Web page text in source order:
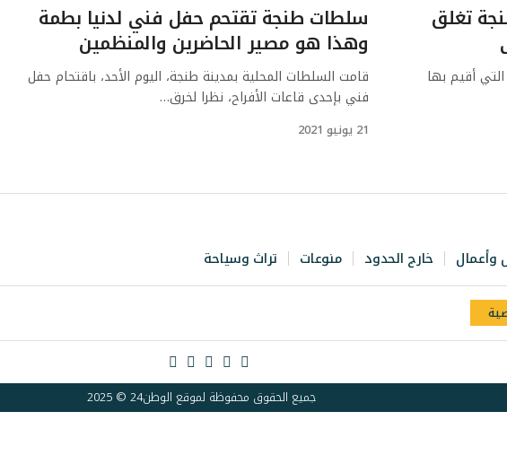
تغلق
أقيم بها
سلطات طنجة تقتحم حفل فني لدنيا بطمة
وهذا هو مصير الحاضرين والمنظمين
قامت السلطات المحلية بمدينة طنجة، اليوم الأحد، باقتحام حفل
فني بإحدى قاعات الأفراح، نظرا لخرق…
21 يونيو 2021
وأعمال خارج الحدود منوعات تراث وسياحة
جميع الحقوق محفوظة لموقع الوطن24 © 2025